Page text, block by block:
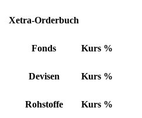
Xetra-Orderbuch
Fonds Kurs %
Devisen Kurs %
Rohstoffe Kurs %